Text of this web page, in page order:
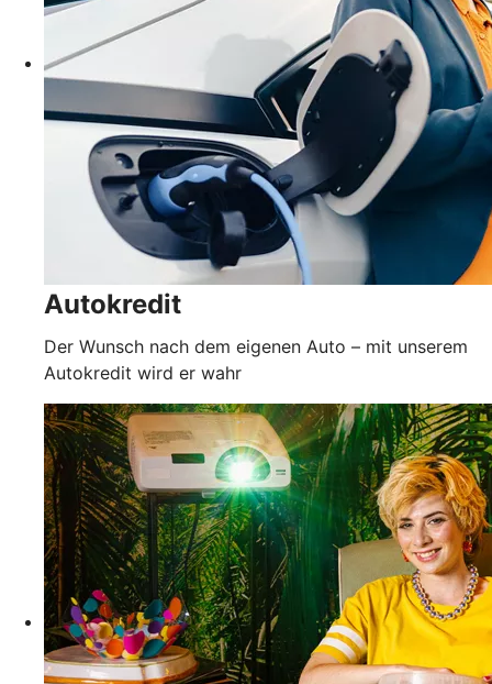
Autokredit
Der Wunsch nach dem eigenen Auto – mit unserem
Autokredit wird er wahr